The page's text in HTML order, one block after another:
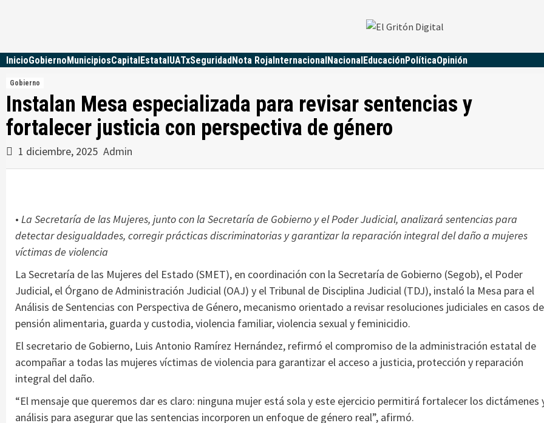
InicioGobiernoMunicipiosCapitalEstatalUATxSeguridadNota RojaInternacionalNacionalEducaciónPolíticaOpinión
Gobierno
Instalan Mesa especializada para revisar sentencias y
fortalecer justicia con perspectiva de género
1 diciembre, 2025 Admin
• La Secretaría de las Mujeres, junto con la Secretaría de Gobierno y el Poder Judicial, analizará sentencias para
detectar desigualdades, corregir prácticas discriminatorias y garantizar la reparación integral del daño a mujeres
víctimas de violencia
La Secretaría de las Mujeres del Estado (SMET), en coordinación con la Secretaría de Gobierno (Segob), el Poder
Judicial, el Órgano de Administración Judicial (OAJ) y el Tribunal de Disciplina Judicial (TDJ), instaló la Mesa para el
Análisis de Sentencias con Perspectiva de Género, mecanismo orientado a revisar resoluciones judiciales en casos de
pensión alimentaria, guarda y custodia, violencia familiar, violencia sexual y feminicidio.
El secretario de Gobierno, Luis Antonio Ramírez Hernández, refirmó el compromiso de la administración estatal de
acompañar a todas las mujeres víctimas de violencia para garantizar el acceso a justicia, protección y reparación
integral del daño.
“El mensaje que queremos dar es claro: ninguna mujer está sola y este ejercicio permitirá fortalecer los dictámenes
análisis para asegurar que las sentencias incorporen un enfoque de género real”, afirmó.